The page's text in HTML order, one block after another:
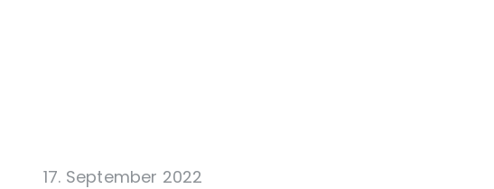
17. September 2022